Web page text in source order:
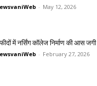
- May 12, 2026
में नर्सिंग कॉलेज निर्माण की आस जगी
- February 27, 2026